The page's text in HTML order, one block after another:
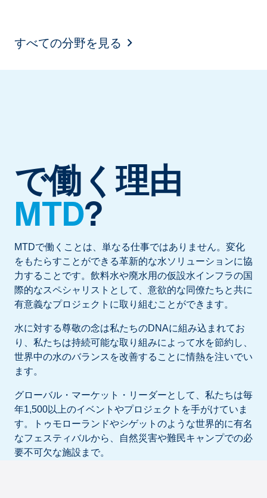
すべての分野を見る
で働く理由
MTD?
MTDで働くことは、単なる仕事ではありません。変化
をもたらすことができる革新的な水ソリューションに協
力することです。飲料水や廃水用の仮設水インフラの国
際的なスペシャリストとして、意欲的な同僚たちと共に
有意義なプロジェクトに取り組むことができます。
水に対する尊敬の念は私たちのDNAに組み込まれてお
り、私たちは持続可能な取り組みによって水を節約し、
世界中の水のバランスを改善することに情熱を注いでい
ます。
グローバル・マーケット・リーダーとして、私たちは毎
年1,500以上のイベントやプロジェクトを手がけていま
す。トゥモローランドやシゲットのような世界的に有名
なフェスティバルから、自然災害や難民キャンプでの必
要不可欠な施設まで。